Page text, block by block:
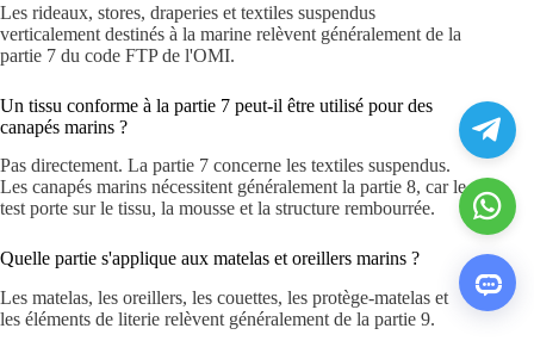
Les rideaux, stores, draperies et textiles suspendus
verticalement destinés à la marine relèvent généralement de la
partie 7 du code FTP de l'OMI.
Un tissu conforme à la partie 7 peut-il être utilisé pour des
canapés marins ?
Pas directement. La partie 7 concerne les textiles suspendus.
Les canapés marins nécessitent généralement la partie 8, car le
test porte sur le tissu, la mousse et la structure rembourrée.
Quelle partie s'applique aux matelas et oreillers marins ?
Les matelas, les oreillers, les couettes, les protège-matelas et
les éléments de literie relèvent généralement de la partie 9.